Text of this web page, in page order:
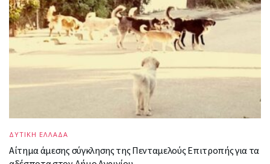
ΔΥΤΙΚΗ ΕΛΛΑΔΑ
Αίτημα άμεσης σύγκλησης της Πενταμελούς Επιτροπής για τα